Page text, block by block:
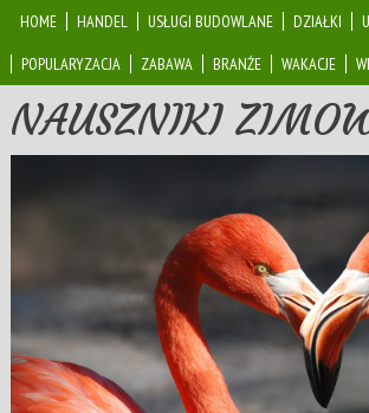
HOME HANDEL USŁUGI BUDOWLANE DZIAŁKI
POPULARYZACJA
ZABAWA BRANŻE WAKACJE
NAUSZNIKI